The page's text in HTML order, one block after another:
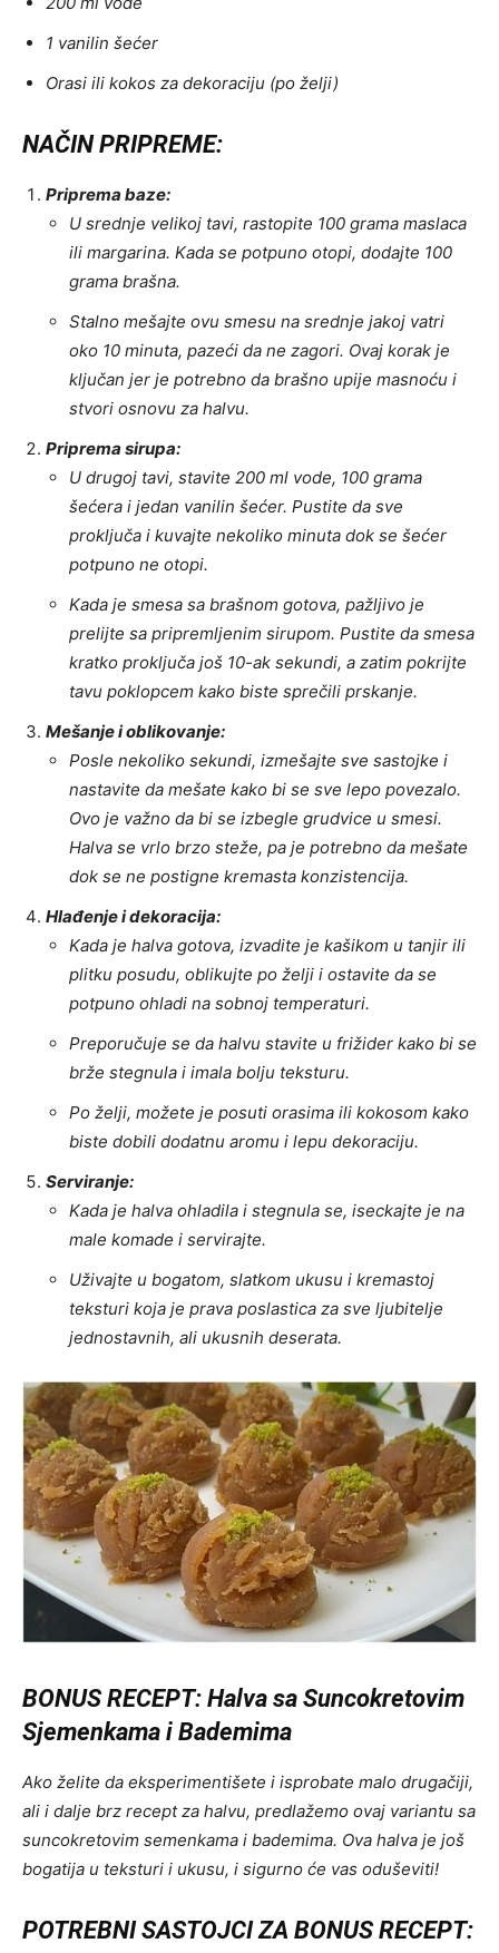
1 vanilin šećer
Orasi ili kokos za dekoraciju (po želji)
NAČIN PRIPREME:
Priprema baze:
U srednje velikoj tavi, rastopite 100 grama maslaca
ili margarina. Kada se potpuno otopi, dodajte 100
grama brašna.
Stalno mešajte ovu smesu na srednje jakoj vatri
oko 10 minuta, pazeći da ne zagori. Ovaj korak je
ključan jer je potrebno da brašno upije masnoću i
stvori osnovu za halvu.
Priprema sirupa:
U drugoj tavi, stavite 200 ml vode, 100 grama
šećera i jedan vanilin šećer. Pustite da sve
proključa i kuvajte nekoliko minuta dok se šećer
potpuno ne otopi.
Kada je smesa sa brašnom gotova, pažljivo je
prelijte sa pripremljenim sirupom. Pustite da smesa
kratko proključa još 10-ak sekundi, a zatim pokrijte
tavu poklopcem kako biste sprečili prskanje.
Mešanje i oblikovanje:
Posle nekoliko sekundi, izmešajte sve sastojke i
nastavite da mešate kako bi se sve lepo povezalo.
Ovo je važno da bi se izbegle grudvice u smesi.
Halva se vrlo brzo steže, pa je potrebno da mešate
dok se ne postigne kremasta konzistencija.
Hlađenje i dekoracija:
Kada je halva gotova, izvadite je kašikom u tanjir ili
plitku posudu, oblikujte po želji i ostavite da se
potpuno ohladi na sobnoj temperaturi.
Preporučuje se da halvu stavite u frižider kako bi se
brže stegnula i imala bolju teksturu.
Po želji, možete je posuti orasima ili kokosom kako
biste dobili dodatnu aromu i lepu dekoraciju.
Serviranje:
Kada je halva ohladila i stegnula se, iseckajte je na
male komade i servirajte.
Uživajte u bogatom, slatkom ukusu i kremastoj
teksturi koja je prava poslastica za sve ljubitelje
jednostavnih, ali ukusnih deserata.
BONUS RECEPT: Halva sa Suncokretovim
Sjemenkama i Bademima
Ako želite da eksperimentišete i isprobate malo drugačiji,
ali i dalje brz recept za halvu, predlažemo ovaj variantu sa
suncokretovim semenkama i bademima. Ova halva je još
bogatija u teksturi i ukusu, i sigurno će vas oduševiti!
POTREBNI SASTOJCI ZA BONUS RECEPT: